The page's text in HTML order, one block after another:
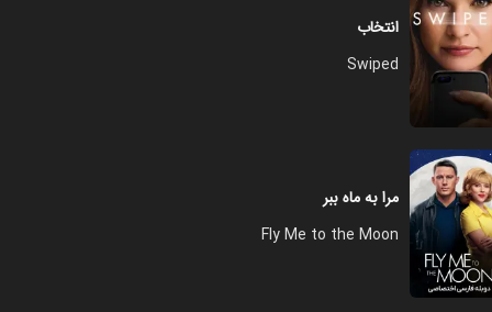
انتخاب
Swiped
مرا به ماه ببر
Fly Me to the Moon